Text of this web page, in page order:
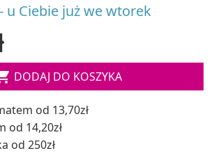
u Ciebie już we wtorek
DODAJ DO KOSZYKA
od 13,70zł
od 14,20zł
od 250zł